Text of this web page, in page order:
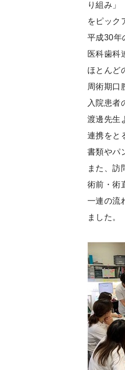
り組み」
をピック
平成30年
医科歯科
ほとんど
周術期口
入院患者
渡邊先生
連携をと
書類やパ
また、訪
術前・術
一連の流
ました。